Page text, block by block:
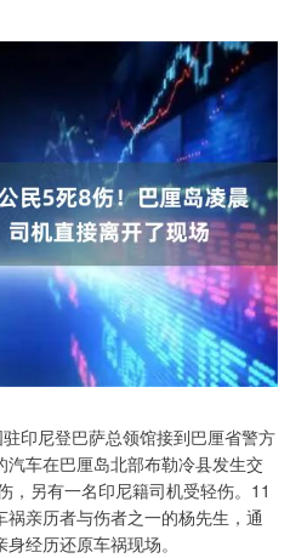
印尼登巴萨总领馆接到巴厘省警方
车在巴厘岛北部布勒冷县发生交
，另有一名印尼籍司机受轻伤。11
亲历者与伤者之一的杨先生，通
经历还原车祸现场。